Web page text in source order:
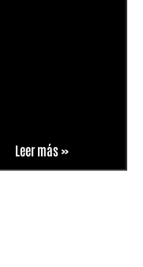
Leer más »